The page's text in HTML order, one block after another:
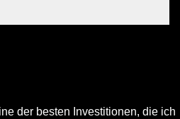
der besten Investitionen, die ich